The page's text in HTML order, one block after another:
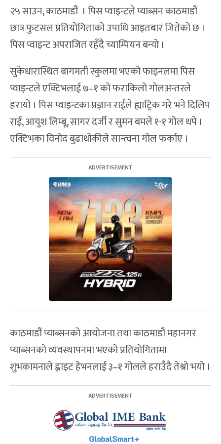
२५ साउन, काठमाडौं । पिस प्वाइन्टले प्याब्सन काठमाडौं
छात्र फुटसल प्रतियोगिताको उपाधि आइतबार जितेको छ ।
पिस प्वाइन्ट अपराजित रहँदै च्याम्पियन बन्यो ।
सुकेधारास्थित बागमती स्कुलमा भएको फाइनलमा पिस
प्वाइन्टले एक्टिभलाई ७–१ को फराकिलो गोलअन्तरले
हरायो । पिस प्वाइन्टका प्रज्ञान राईले ह्याट्रिक गरे भने दिलिप
राई, आयुश लिम्बू, सागर दर्जी र सुमन बमले १-१ गोल थपे ।
एक्टिभका विनोद बुढाथोकीले सान्त्वना गोल फर्काए ।
काठमाडौं प्याब्सनको आयोजना तथा काठमाडौं महानगर
प्याब्सनको व्यवस्थापनमा भएको प्रतियोगितामा
शुभकामनाले ह्वाइट हेभनलाई ३–१ गोलले हराउँदै तेश्रो भयो ।